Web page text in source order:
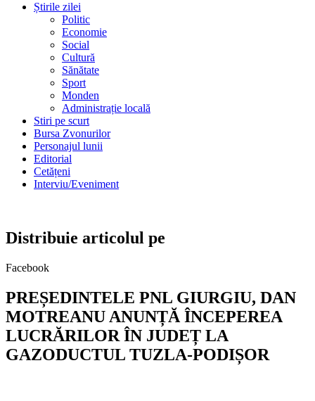
Știrile zilei
Politic
Economie
Social
Cultură
Sănătate
Sport
Monden
Administrație locală
Stiri pe scurt
Bursa Zvonurilor
Personajul lunii
Editorial
Cetățeni
Interviu/Eveniment
Distribuie articolul pe
Facebook
PREȘEDINTELE PNL GIURGIU, DAN
MOTREANU ANUNȚĂ ÎNCEPEREA
LUCRĂRILOR ÎN JUDEȚ LA
GAZODUCTUL TUZLA-PODIȘOR